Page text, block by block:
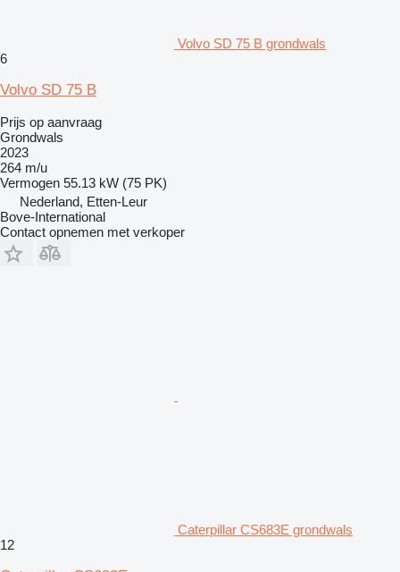
Volvo SD 75 B grondwals
6
Volvo SD 75 B
Prijs op aanvraag
Grondwals
2023
264 m/u
Vermogen 55.13 kW (75 PK)
Nederland, Etten-Leur
Bove-International
Contact opnemen met verkoper
Caterpillar CS683E grondwals
12